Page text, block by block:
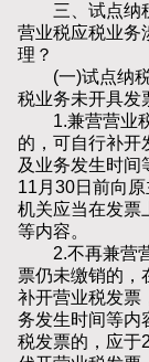
三、试点纳税
营业税应税业务
理？
(一)试点纳税
税业务未开具发
1.兼营营业税
的，可自行补开
及业务发生时间
11月30日前向
机关应当在发票
等内容。
2.不再兼营营
票仍未缴销的，
补开营业税发票
务发生时间等内
税发票的，应于